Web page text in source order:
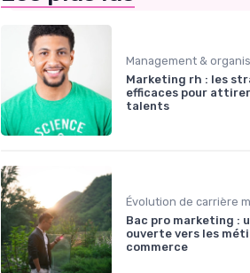
Marketing rh : les
efficaces pour
talents
Bac pro marketing :
ouverte vers les
commerce